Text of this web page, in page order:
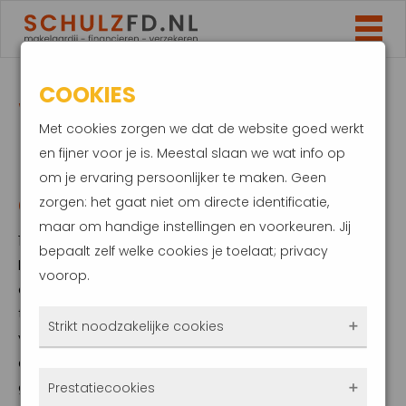
WAT ALS JOUW
ENERGIELEVERANCIER
OMVALT?
12 oktober 2021
Heb je een vast energiecontract, dan staan
de tarieven voor gas en licht in principe vast
tijdens de looptijd. Door de absurde stijging
van de gasprijs zijn sommige
energieleverancier in de problemen
gekomen. Om het tij te keren kregen klanten
COOKIES
Met cookies zorgen we dat de website goed werkt
en fijner voor je is. Meestal slaan we wat info op
om je ervaring persoonlijker te maken. Geen
zorgen: het gaat niet om directe identificatie,
maar om handige instellingen en voorkeuren. Jij
bepaalt zelf welke cookies je toelaat; privacy
voorop.
Strikt noodzakelijke cookies
Prestatiecookies